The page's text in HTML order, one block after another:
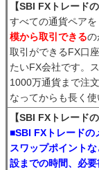
【SBI FXトレード
すべての通貨ペアを
模から取引できるの
取引ができるFX口
たいFX会社です。
1000万通貨まで注
なってからも長く使
【SBI FXトレード
■SBI FXトレードの
スワップポイント
設までの時間、必要